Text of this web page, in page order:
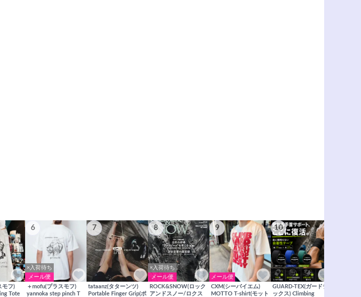
モフ)
Tote
6
×入荷待ち
メール便
＋mofu(プラスモフ)
yannoka step pinch T
7
tataanz(タターンツ)
Portable Finger Grip(ポ
8
×入荷待ち
メール便
ROCK&SNOW(ロック
アンドスノー/ロクス
9
メール便
CXM(シーバイエム)
MOTTO T-shirt(モット
10
GUARD-TEX(ガードテ
ックス) Climbing